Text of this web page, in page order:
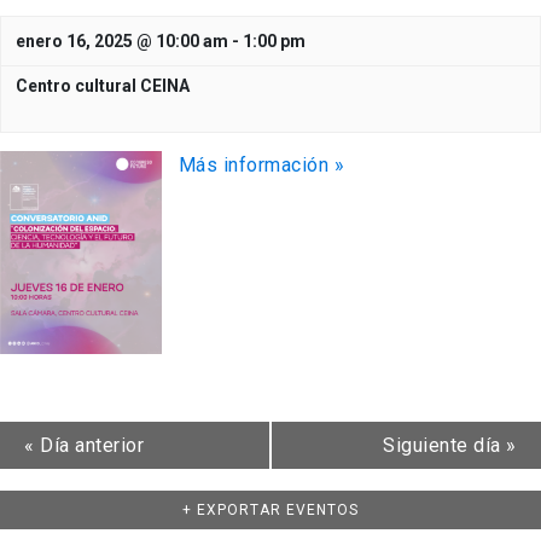
enero 16, 2025 @ 10:00 am - 1:00 pm
Centro cultural CEINA
Más información »
« Día anterior Siguiente día »
+ EXPORTAR EVENTOS